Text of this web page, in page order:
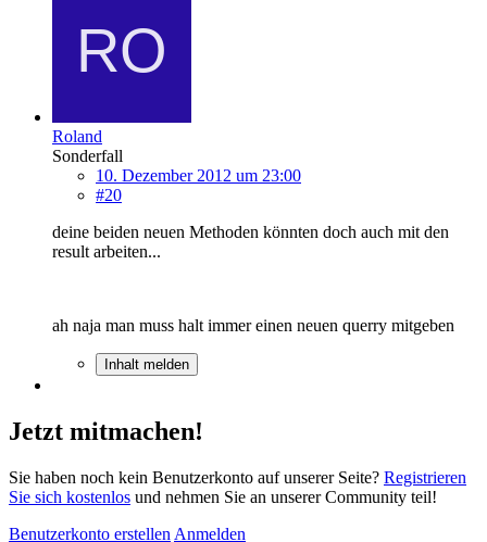
Roland
Sonderfall
10. Dezember 2012 um 23:00
#20
deine beiden neuen Methoden könnten doch auch mit den
result arbeiten...
ah naja man muss halt immer einen neuen querry mitgeben
Inhalt melden
Jetzt mitmachen!
Sie haben noch kein Benutzerkonto auf unserer Seite? Registrieren
Sie sich kostenlos und nehmen Sie an unserer Community teil!
Benutzerkonto erstellen Anmelden